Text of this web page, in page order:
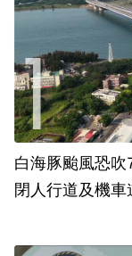
白海豚颱風恐
閉人行道及機車